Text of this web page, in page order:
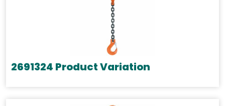
2691324 Product Variation